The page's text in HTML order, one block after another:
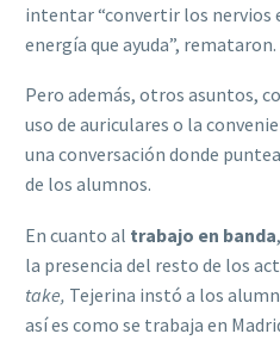
intentar “convertir los nervios
energía que ayuda”, remataron.
Pero además, otros asuntos,
uso de auriculares o la
una conversación donde
de los alumnos.
En cuanto al trabajo en banda
la presencia del resto de los
take, Tejerina instó a los
así es como se trabaja en